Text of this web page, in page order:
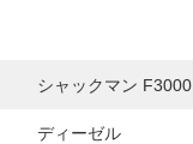
シャックマン F3000
ディーゼル